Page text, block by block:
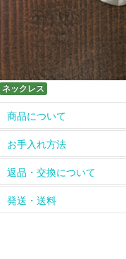
ネックレス
商品について
ホームページに掲載
についてはcontactか
革ひもは天然皮を使
をお楽しみください。
天然石、天然素材のひ
ピアスの金具（耳に
お手入れ方法
【長く綺麗にお使いい
シルバーのアクセサ
れて保管してください
※購入された商品は密
返品・交換について
お届けした商品は到着
返品、交換は商品到
発送・送料